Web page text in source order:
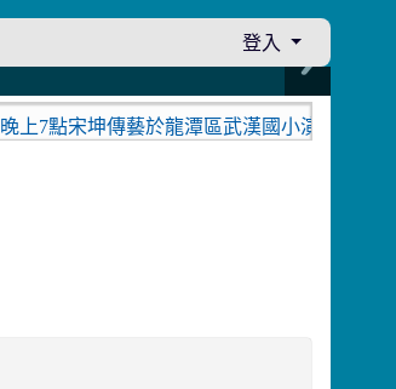
登入
7點宋坤傳藝於龍潭區武漢國小演出。中壢